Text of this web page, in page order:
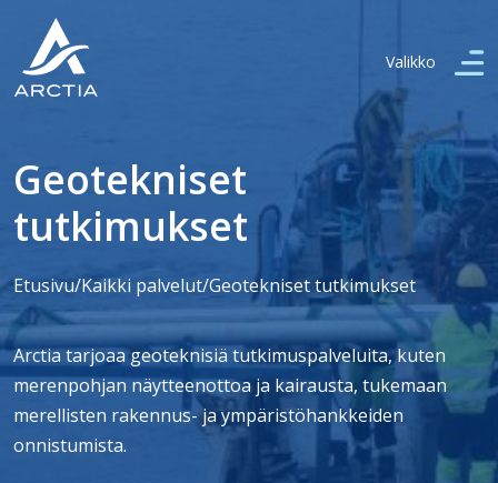
Valikko
Geotekniset
tutkimukset
Etusivu/Kaikki palvelut/Geotekniset tutkimukset
Arctia tarjoaa geoteknisiä tutkimuspalveluita, kuten
merenpohjan näytteenottoa ja kairausta, tukemaan
merellisten rakennus- ja ympäristöhankkeiden
onnistumista.